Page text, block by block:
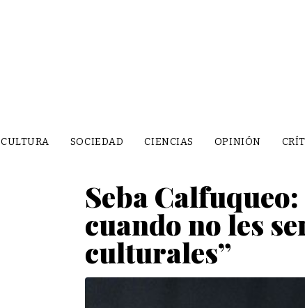
CULTURA SOCIEDAD CIENCIAS OPINIÓN
Seba
cuando no les
culturales”